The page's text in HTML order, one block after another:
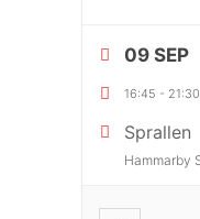
09 SEP
16:45 - 21:30
Sprallen
Hammarby